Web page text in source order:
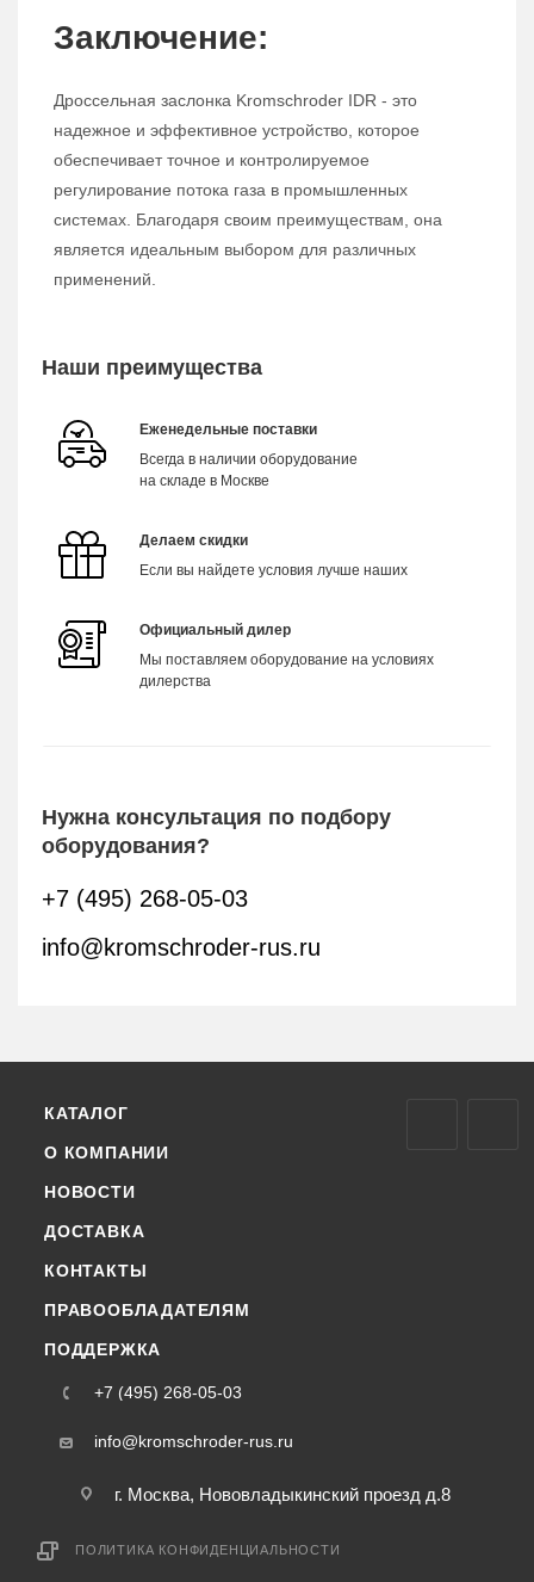
Заключение:
Дроссельная заслонка Kromschroder IDR - это
надежное и эффективное устройство, которое
обеспечивает точное и контролируемое
регулирование потока газа в промышленных
системах. Благодаря своим преимуществам, она
является идеальным выбором для различных
применений.
Наши преимущества
Еженедельные поставки
Всегда в наличии оборудование
на складе в Москве
Делаем скидки
Если вы найдете условия лучше наших
Официальный дилер
Мы поставляем оборудование на условиях
дилерства
Нужна консультация по подбору
оборудования?
+7 (495) 268-05-03
info@kromschroder-rus.ru
КАТАЛОГ
О КОМПАНИИ
НОВОСТИ
ДОСТАВКА
КОНТАКТЫ
ПРАВООБЛАДАТЕЛЯМ
ПОДДЕРЖКА
+7 (495) 268-05-03
info@kromschroder-rus.ru
г. Москва, Нововладыкинский проезд д.8
ПОЛИТИКА КОНФИДЕНЦИАЛЬНОСТИ